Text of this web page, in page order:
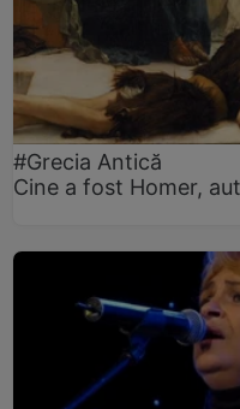
#Grecia Antică
Cine a fost Homer,